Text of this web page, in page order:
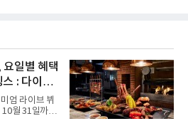
” 등 멤버들
' 등 주요 음
스를 펼쳤다.
리를 선사했다.
부터 청량한
연상시키는
링까지 각기
채로운 여름
일별 혜택
스 : 다이닝
엄 라이브 뷔
10월 31일까지